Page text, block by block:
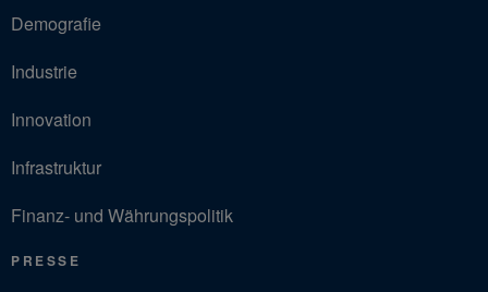
Demografie
Industrie
Innovation
Infrastruktur
Finanz- und Währungspolitik
PRESSE